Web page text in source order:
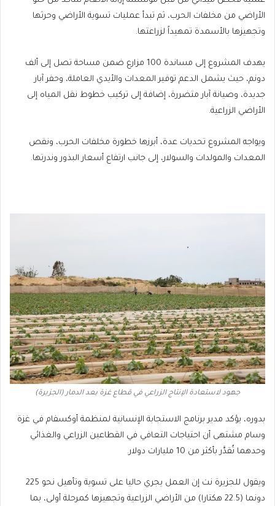
الأراضي من مخلفات الحرب، ثم تبدأ عمليات تسوية الأراضي وحرثها
وتجهيزها بالأسمدة تمهيداً لزراعتها.
يهدف المشروع إلى مساندة 100 مزارع ضمن مساحة تصل إلى ألف
دونم، حيث يشمل الدعم توفير المعدات والأيدي العاملة، وحفر آبار
جديدة، وصيانة آبار متضررة، إضافة إلى تركيب خطوط نقل المياه إلى
الأراضي الزراعية.
ويواجه المشروع تحديات عدة، أبرزها خطورة مخلفات الحرب، ونقص
المعدات والمولدات والسولار، إلى جانب ارتفاع أسعار البذور وندرتها.
جهود لاستعادة الإنتاج الزراعي في قطاع غزة بعد الدمار (الجزيرة)
بدوره، يؤكد مدير برنامج الاستجابة الإنسانية لمنظمة أوكسفام في غزة
وسام مشتهى أن احتياجات التعافي في القطاعين الزراعي والغذائي
وحدهما تُقدَّر بأكثر من 10 مليارات دولار.
ويقول للجزيرة نت إن العمل يجري حاليا على تسوية وتأهيل نحو 225
دونما (22.5 هكتارا) من الأراضي الزراعية وتجهيزها كمرحلة أولى، بما